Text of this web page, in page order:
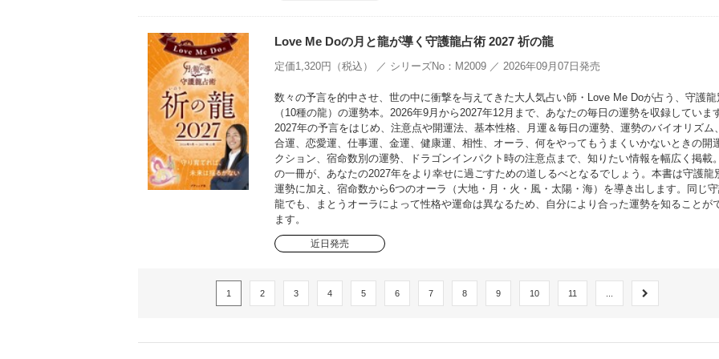
Love Me Doの月と龍が導く守護龍占術 2027 祈の龍
定価1,320円（税込） ／ シリーズNo：M2009 ／ 2026年09月07日発売
数々の予言を的中させ、世の中に衝撃を与えてきた大人気占い師・Love Me Doが占う、守護龍
（10種の龍）の運勢本。2026年9月から2027年12月まで、あなたの毎日の運勢を収録していま
2027年の予言をはじめ、注意点や開運法、基本性格、月運＆毎日の運勢、運勢のバイオリズム
合運、恋愛運、仕事運、金運、健康運、相性、オーラ、何をやってもうまくいかないときの開
クション、宿命数別の運勢、ドラゴンインパクト時の注意点まで、知りたい情報を幅広く掲載
の一冊が、あなたの2027年をより幸せに過ごすための道しるべとなるでしょう。本書は守護龍
運勢に加え、宿命数から6つのオーラ（大地・月・火・風・太陽・海）を導き出します。同じ
龍でも、まとうオーラによって性格や運命は異なるため、自分により合った運勢を知ることが
ます。
近日発売
1 2 3 4 5 6 7 8 9 10 11